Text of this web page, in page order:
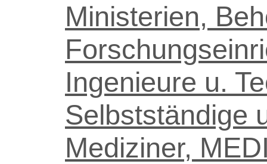
Ministerien,
Ingenieure u.
Selbstständige
Mediziner,